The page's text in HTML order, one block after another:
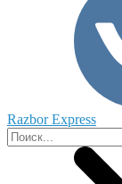
Razbor Express